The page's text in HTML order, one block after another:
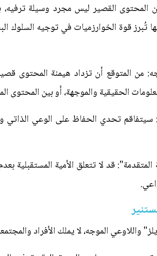
المحتوى القصير ليس مجرد وسيلة ترفيه،
تُبرز قوة الخوارزميات في توجيه
من المتوقع أن تزداد هيمنة المحتوى
الحقيقية والموجهة، أو بين المحتوى
تحدي الحفاظ على الوعي الذاتي
قد لا تتعلق الأمية المستقبلية
واللاوعي الموجه، لا يملك الأفراد